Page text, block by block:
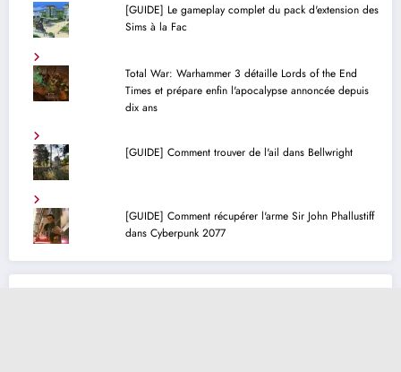
[GUIDE] Le gameplay complet du pack d'extension des
Sims à la Fac
Total War: Warhammer 3 détaille Lords of the End
Times et prépare enfin l'apocalypse annoncée depuis
dix ans
[GUIDE] Comment trouver de l'ail dans Bellwright
[GUIDE] Comment récupérer l'arme Sir John Phallustiff
dans Cyberpunk 2077